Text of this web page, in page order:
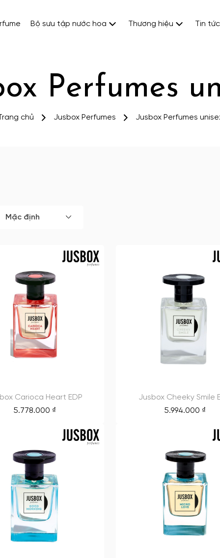
Bộ sưu tập nước hoa Thương hiệu Tin tức
Perfumes
chủ Jusbox Perfumes Jusbox Perfumes
Mặc định
Carioca Heart EDP
5.778.000 ₫
Jusbox Cheeky Smile
5.994.000 ₫